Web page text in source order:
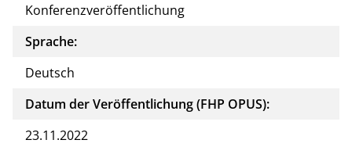
Konferenzveröffentlichung
Sprache:
Deutsch
Datum der Veröffentlichung (FHP OPUS):
23.11.2022